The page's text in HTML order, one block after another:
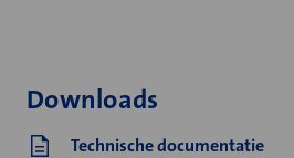
Downloads
Technische documentatie